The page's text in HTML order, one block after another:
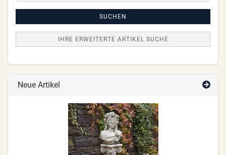
Artikel
SUCHEN
IHRE ERWEITERTE ARTIKEL SUCHE
Neue Artikel